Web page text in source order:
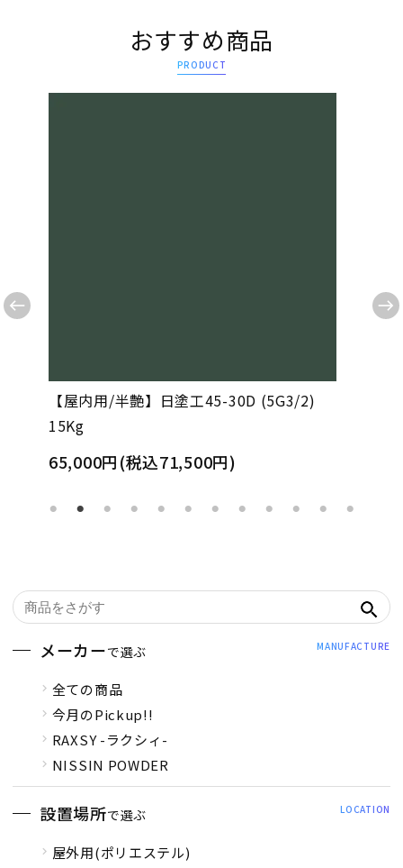
メーカーで選ぶ MANUFACTURE
全ての商品
今月のPickup!!
RAXSY -ラクシィ-
NISSIN POWDER
設置場所で選ぶ LOCATION
屋外用(ポリエステル)
おすすめ商品
PRODUCT
【屋内用/半艶】日塗工45-30D (5G3/2)
15Kg
65,000円(税込71,500円)